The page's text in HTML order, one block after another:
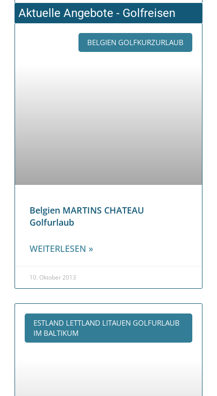
Aktuelle Angebote - Golfreisen
BELGIEN GOLFKURZURLAUB
Belgien MARTINS CHATEAU
Golfurlaub
WEITERLESEN »
10. Oktober 2013
ESTLAND LETTLAND LITAUEN GOLFURLAUB
IM BALTIKUM